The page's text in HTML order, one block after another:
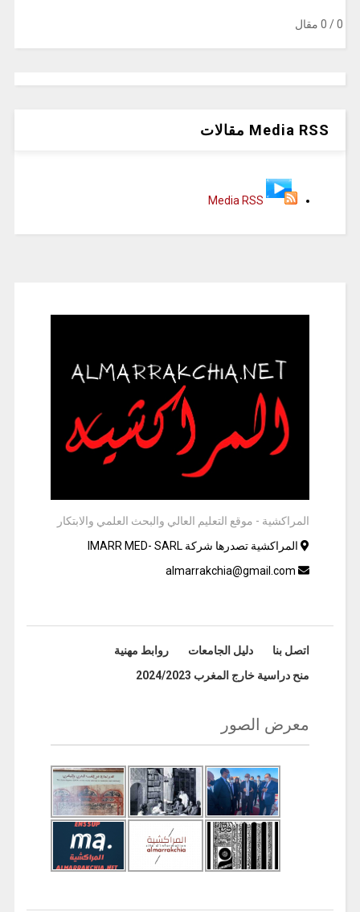
0/ 0 مقال
Media RSS مقالات
Media RSS
المراكشية - موقع التعليم العالي والبحث العلمي والابتكار
المراكشية تصدرها شركة IMARR MED- SARL
almarrakchia@gmail.com
اتصل بنا دليل الجامعات
روابط مهنية
منح دراسية خارج المغرب 2024/2023
معرض الصور